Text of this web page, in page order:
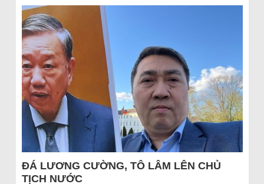
ĐÁ LƯƠNG CƯỜNG, TÔ LÂM LÊN CHỦ
TỊCH NƯỚC